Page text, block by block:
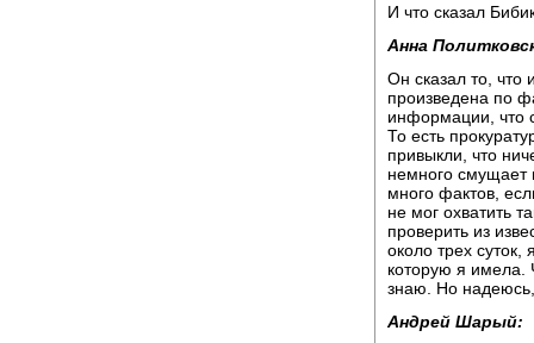
И что сказал
Анна
Он сказал то, что
произведена по
информации, что
То есть
привыкли, что
немного смущает
много фактов,
не мог охватить
проверить из
около трех
которую я имела.
знаю. Но надеюсь,
Андрей Шарый: